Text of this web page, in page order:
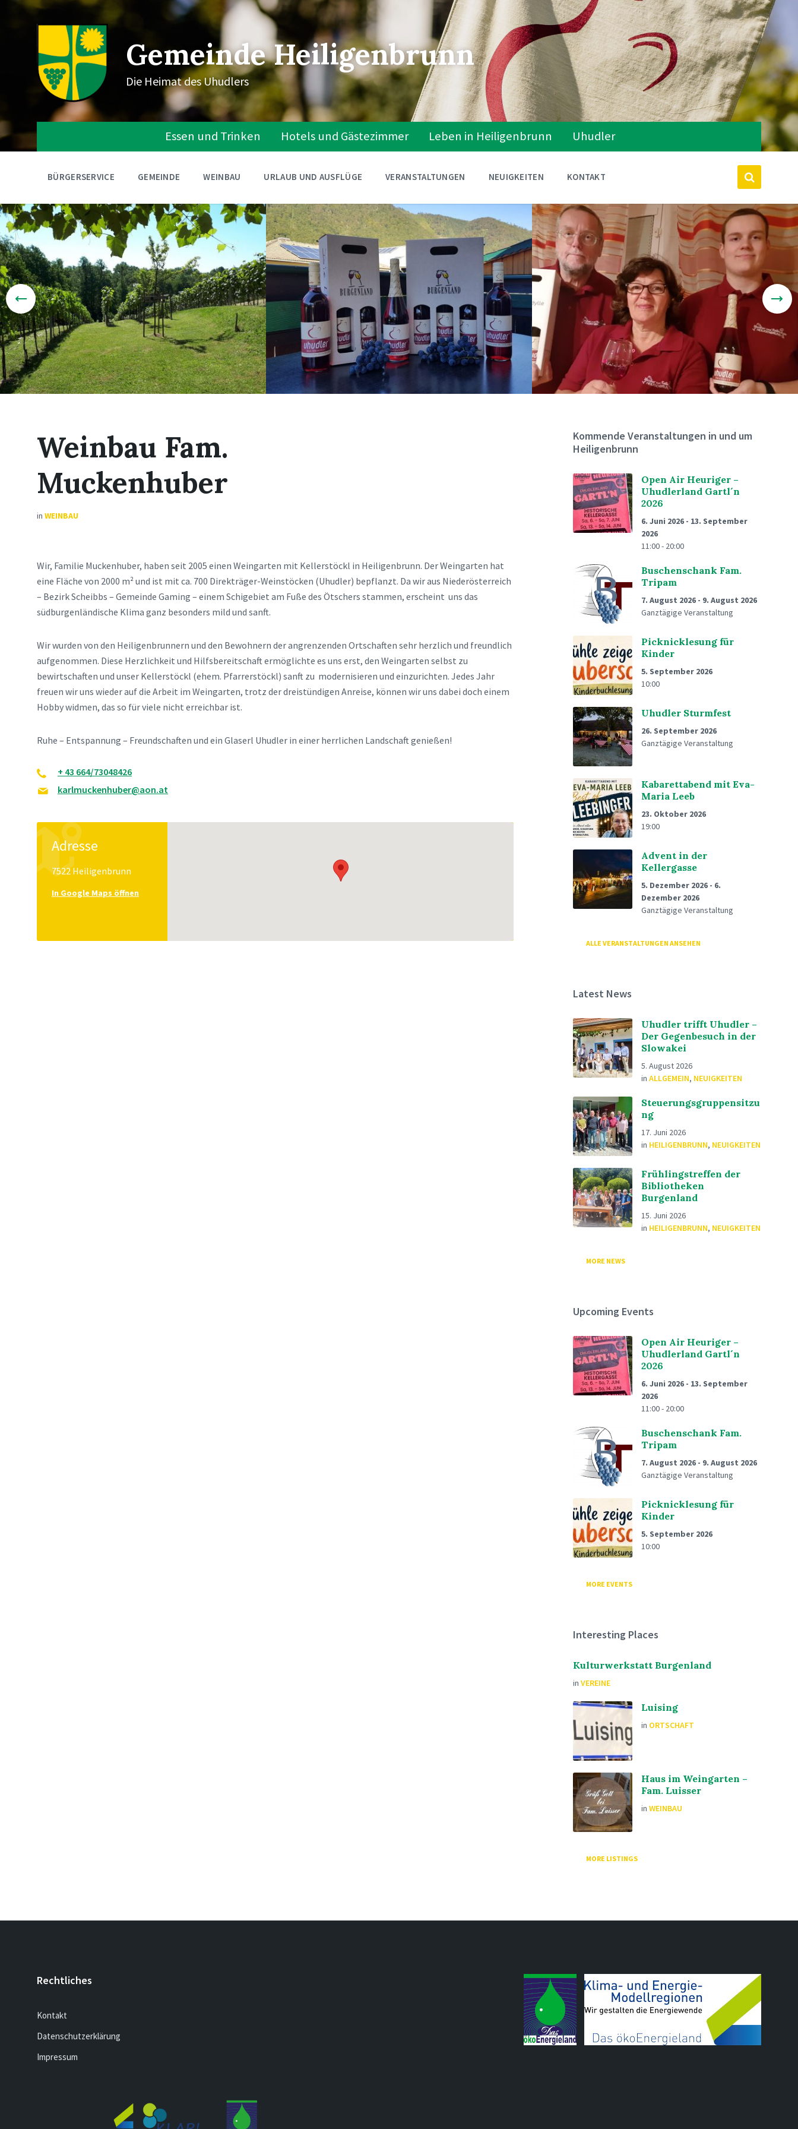
Gemeinde Heiligenbrunn
Die Heimat des Uhudlers
Essen und Trinken Hotels und Gästezimmer Leben in Heiligenbrunn Uhudler
BÜRGERSERVICE GEMEINDE WEINBAU URLAUB UND AUSFLÜGE VERANSTALTUNGEN NEUIGKEITEN KONTAKT
Weinbau Fam.
Muckenhuber
in WEINBAU
Wir, Familie Muckenhuber, haben seit 2005 einen Weingarten mit Kellerstöckl in Heiligenbrunn. Der Weingarten hat
eine Fläche von 2000 m² und ist mit ca. 700 Direkträger-Weinstöcken (Uhudler) bepflanzt. Da wir aus Niederösterreich
– Bezirk Scheibbs – Gemeinde Gaming – einem Schigebiet am Fuße des Ötschers stammen, erscheint uns das
südburgenländische Klima ganz besonders mild und sanft.
Wir wurden von den Heiligenbrunnern und den Bewohnern der angrenzenden Ortschaften sehr herzlich und freundlich
aufgenommen. Diese Herzlichkeit und Hilfsbereitschaft ermöglichte es uns erst, den Weingarten selbst zu
bewirtschaften und unser Kellerstöckl (ehem. Pfarrerstöckl) sanft zu modernisieren und einzurichten. Jedes Jahr
freuen wir uns wieder auf die Arbeit im Weingarten, trotz der dreistündigen Anreise, können wir uns dabei doch einem
Hobby widmen, das so für viele nicht erreichbar ist.
Ruhe – Entspannung – Freundschaften und ein Glaserl Uhudler in einer herrlichen Landschaft genießen!
+ 43 664/73048426
karlmuckenhuber@aon.at
Adresse
7522 Heiligenbrunn
In Google Maps öffnen
Kommende Veranstaltungen in und um
Heiligenbrunn
Open Air Heuriger –
Uhudlerland Gartl´n
2026
6. Juni 2026 - 13. September
2026
11:00 - 20:00
Buschenschank Fam.
Tripam
7. August 2026 - 9. August 2026
Ganztägige Veranstaltung
Picknicklesung für
Kinder
5. September 2026
10:00
Uhudler Sturmfest
26. September 2026
Ganztägige Veranstaltung
Kabarettabend mit Eva-
Maria Leeb
23. Oktober 2026
19:00
Advent in der
Kellergasse
5. Dezember 2026 - 6.
Dezember 2026
Ganztägige Veranstaltung
ALLE VERANSTALTUNGEN ANSEHEN
Latest News
Uhudler trifft Uhudler –
Der Gegenbesuch in der
Slowakei
5. August 2026
inALLGEMEIN, NEUIGKEITEN
Steuerungsgruppensitzu
ng
17. Juni 2026
in HEILIGENBRUNN, NEUIGKEITEN
Frühlingstreffen der
Bibliotheken
Burgenland
15. Juni 2026
in HEILIGENBRUNN, NEUIGKEITEN
MORE NEWS
Upcoming Events
Open Air Heuriger –
Uhudlerland Gartl´n
2026
6. Juni 2026 - 13. September
2026
11:00 - 20:00
Buschenschank Fam.
Tripam
7. August 2026 - 9. August 2026
Ganztägige Veranstaltung
Picknicklesung für
Kinder
5. September 2026
10:00
MORE EVENTS
Interesting Places
Kulturwerkstatt Burgenland
inVEREINE
Luising
in ORTSCHAFT
Haus im Weingarten –
Fam. Luisser
inWEINBAU
MORE LISTINGS
Rechtliches
Kontakt
Datenschutzerklärung
Impressum